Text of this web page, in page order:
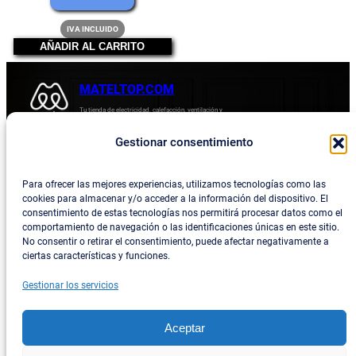
Gestionar consentimiento
Para ofrecer las mejores experiencias, utilizamos tecnologías como las
cookies para almacenar y/o acceder a la información del dispositivo. El
consentimiento de estas tecnologías nos permitirá procesar datos como el
comportamiento de navegación o las identificaciones únicas en este sitio.
No consentir o retirar el consentimiento, puede afectar negativamente a
ciertas características y funciones.
Gestionar los servicios
Aceptar
original
era:
54,45 €.
precio
actual
es:
49,54 €.
IVA INCLUIDO
AÑADIR AL CARRITO
MATELTOP.COM
Tu tienda de electricidad, calefacción, ventilación y
Blog
Privacidad
Política de devoluciones y reembolsos
Política de privacidad
Términos y condiciones
Contacta con consotros
Social